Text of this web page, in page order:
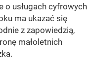
o usługach cyfrowych
ma ukazać się
z zapowiedzią,
małoletnich